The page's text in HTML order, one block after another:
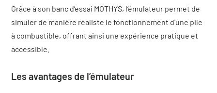
Grâce à son banc d’essai MOTHYS, l’émulateur permet de
simuler de manière réaliste le fonctionnement d’une pile
à combustible, offrant ainsi une expérience pratique et
accessible.
Les avantages de l’émulateur